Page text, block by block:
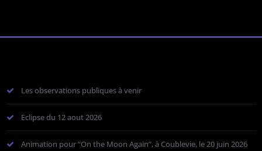
Les observations publiques à venir
Eclipse du 12 aout 2026
Animation pour “On the Moon Again”, à Coublevie, le 20 juin 2026